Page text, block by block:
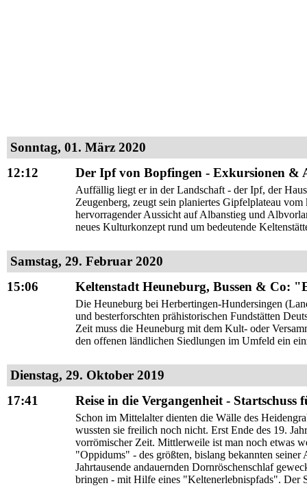
Sonntag, 01. März 2020
12:12
Der Ipf von Bopfingen - Exkursionen &
Auffällig liegt er in der Landschaft - der Ipf, der
Zeugenberg, zeugt sein planiertes Gipfelplateau
hervorragender Aussicht auf Albanstieg und
neues Kulturkonzept rund um bedeutende
Samstag, 29. Februar 2020
15:06
Keltenstadt Heuneburg, Bussen & Co:
Die Heuneburg bei Herbertingen-Hundersingen
und besterforschten prähistorischen Fundstätten
Zeit muss die Heuneburg mit dem Kult- oder
den offenen ländlichen Siedlungen im Umfeld ein
Dienstag, 29. Oktober 2019
17:41
Reise in die Vergangenheit -
Schon im Mittelalter dienten die Wälle des
wussten sie freilich noch nicht. Erst Ende des 19.
vorrömischer Zeit. Mittlerweile ist man noch etwas
"Oppidums" - des größten, bislang bekannten
Jahrtausende andauernden Dornröschenschlaf
bringen - mit Hilfe eines "Keltenerlebnispfads". Der